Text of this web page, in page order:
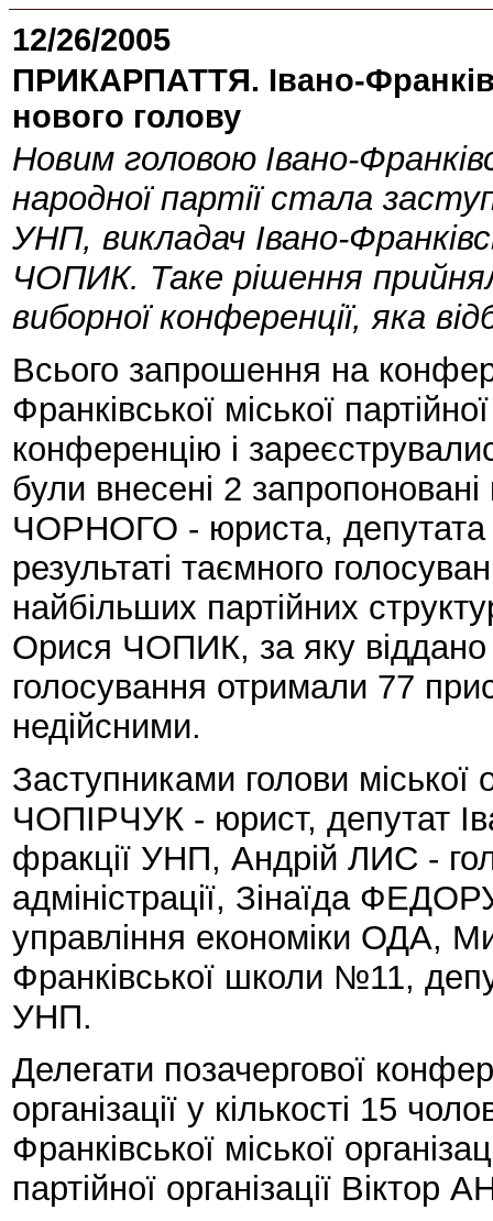
12/26/2005
ПРИКАРПАТТЯ. Івано-
нового голову
Новим головою Івано-
народної партії стала
УНП, викладач Івано-
ЧОПИК. Таке рішення
виборної конференції, яка
Всього запрошення на
Франківської міської
конференцію і
були внесені 2
ЧОРНОГО - юриста, депутата
результаті таємного
найбільших партійних
Орися ЧОПИК, за яку віддано
голосування отримали 77
недійсними.
Заступниками голови міської
ЧОПІРЧУК - юрист, депутат
фракції УНП, Андрій ЛИС -
адміністрації, Зінаїда
управління економіки ОДА,
Франківської школи №11,
УНП.
Делегати позачергової
організації у кількості 15
Франківської міської
партійної організації